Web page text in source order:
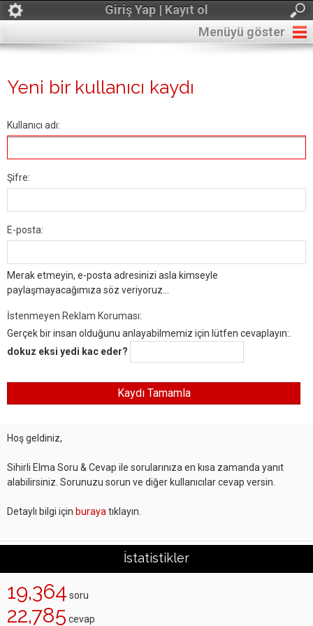
Giriş Yap | Kayıt ol
Menüyü göster
Yeni bir kullanıcı kaydı
Kullanıcı adı:
Şifre:
E-posta:
Merak etmeyin, e-posta adresinizi asla kimseyle
paylaşmayacağımıza söz veriyoruz...
İstenmeyen Reklam Koruması:
Gerçek bir insan olduğunu anlayabilmemiz için lütfen cevaplayın:.
dokuz eksi yedi kac eder?
Hoş geldiniz,
Sihirli Elma Soru & Cevap ile sorularınıza en kısa zamanda yanıt
alabilirsiniz. Sorunuzu sorun ve diğer kullanıcılar cevap versin.
Detaylı bilgi için buraya tıklayın.
İstatistikler
19,364 soru
22,785 cevap